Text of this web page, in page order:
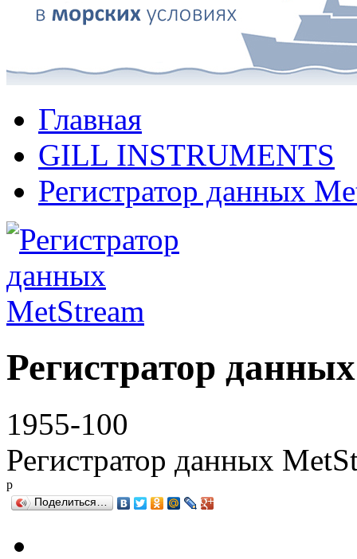
Главная
GILL INSTRUMENTS
Регистратор данных
Регистратор
1955-100
Регистратор данных
р
Поделиться…